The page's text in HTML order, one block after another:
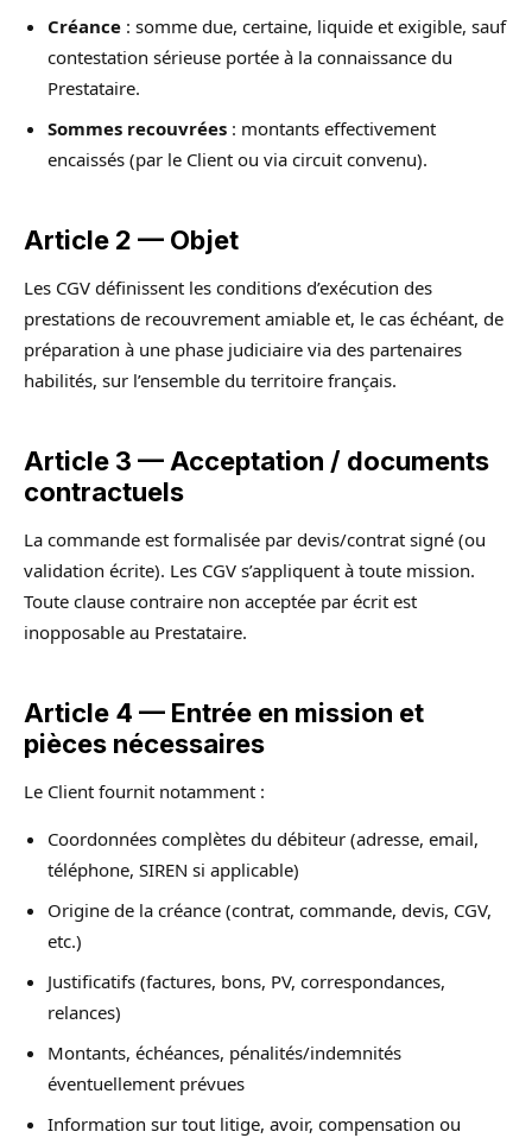
Créance : somme due, certaine, liquide et exigible, sauf
contestation sérieuse portée à la connaissance du
Prestataire.
Sommes recouvrées : montants effectivement
encaissés (par le Client ou via circuit convenu).
Article 2 — Objet
Les CGV définissent les conditions d’exécution des
prestations de recouvrement amiable et, le cas échéant, de
préparation à une phase judiciaire via des partenaires
habilités, sur l’ensemble du territoire français.
Article 3 — Acceptation / documents
contractuels
La commande est formalisée par devis/contrat signé (ou
validation écrite). Les CGV s’appliquent à toute mission.
Toute clause contraire non acceptée par écrit est
inopposable au Prestataire.
Article 4 — Entrée en mission et
pièces nécessaires
Le Client fournit notamment :
Coordonnées complètes du débiteur (adresse, email,
téléphone, SIREN si applicable)
Origine de la créance (contrat, commande, devis, CGV,
etc.)
Justificatifs (factures, bons, PV, correspondances,
relances)
Montants, échéances, pénalités/indemnités
éventuellement prévues
Information sur tout litige, avoir, compensation ou